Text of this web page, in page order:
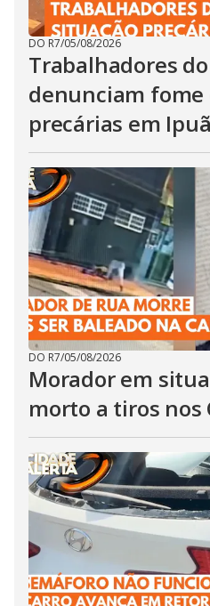
DO R7/05/08/2026
Trabalhadores
denunciam fome
precárias em Ipuã
DO R7/05/08/2026
Morador em
morto a tiros nos